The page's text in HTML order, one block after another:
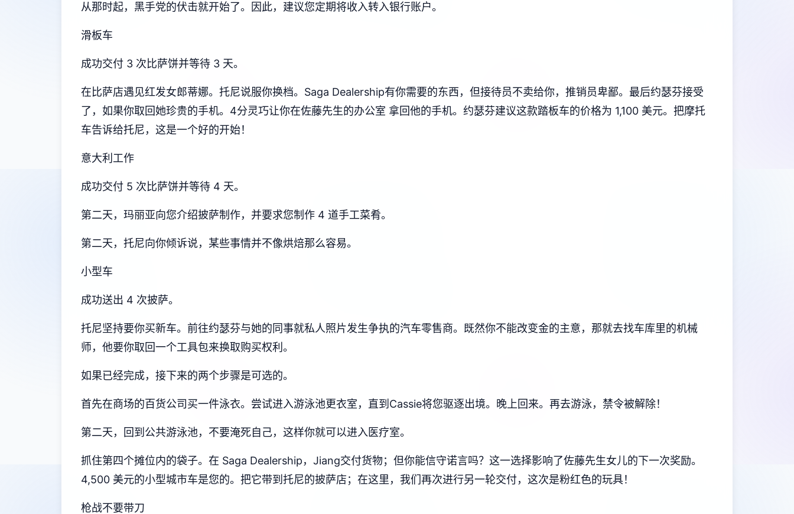
从那时起，黑手党的伏击就开始了。因此，建议您定期将收入转入银行账户。
滑板车
成功交付 3 次比萨饼并等待 3 天。
在比萨店遇见红发女郎蒂娜。托尼说服你换档。Saga Dealership有你需要的东西，但接待员不卖给你，推销员卑鄙。最后约瑟芬接受
了，如果你取回她珍贵的手机。4分灵巧让你在佐藤先生的办公室 拿回他的手机。约瑟芬建议这款踏板车的价格为 1,100 美元。把摩托
车告诉给托尼，这是一个好的开始！
意大利工作
成功交付 5 次比萨饼并等待 4 天。
第二天，玛丽亚向您介绍披萨制作，并要求您制作 4 道手工菜肴。
第二天，托尼向你倾诉说，某些事情并不像烘焙那么容易。
小型车
成功送出 4 次披萨。
托尼坚持要你买新车。前往约瑟芬与她的同事就私人照片发生争执的汽车零售商。既然你不能改变金的主意，那就去找车库里的机械
师，他要你取回一个工具包来换取购买权利。
如果已经完成，接下来的两个步骤是可选的。
首先在商场的百货公司买一件泳衣。尝试进入游泳池更衣室，直到Cassie将您驱逐出境。晚上回来。再去游泳，禁令被解除！
第二天，回到公共游泳池，不要淹死自己，这样你就可以进入医疗室。
抓住第四个摊位内的袋子。在 Saga Dealership，Jiang交付货物；但你能信守诺言吗？这一选择影响了佐藤先生女儿的下一次奖励。
4,500 美元的小型城市车是您的。把它带到托尼的披萨店；在这里，我们再次进行另一轮交付，这次是粉红色的玩具！
枪战不要带刀